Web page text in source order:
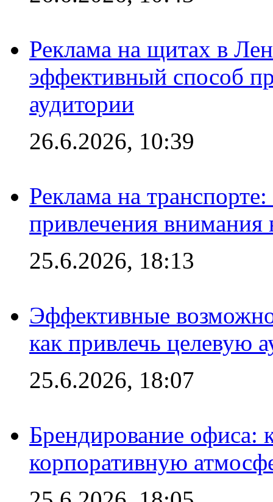
Реклама на щитах в
эффективный способ
аудитории
26.6.2026, 10:39
Реклама на
привлечения внимания
25.6.2026, 18:13
Эффективные
как привлечь целевую
25.6.2026, 18:07
Брендирование офиса:
корпоративную